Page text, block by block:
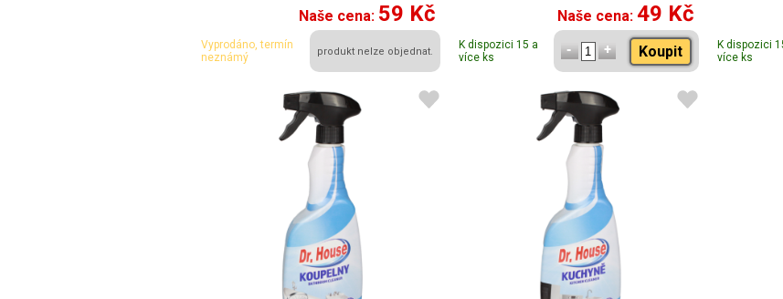
Naše cena: 59 Kč
Vyprodáno, termín
neznámý
produkt nelze objednat.
Naše cena: 49 Kč
K dispozici 15 a
více ks
Koupit
K dispozici
více ks